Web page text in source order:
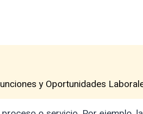
y Oportunidades